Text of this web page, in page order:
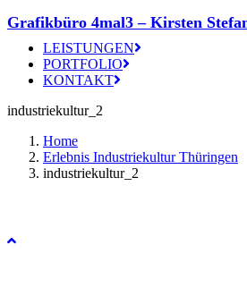
Grafikbüro 4mal3 – Kirsten
LEISTUNGEN
PORTFOLIO
KONTAKT
industriekultur_2
Home
Erlebnis Industriekultur Thüringen
industriekultur_2